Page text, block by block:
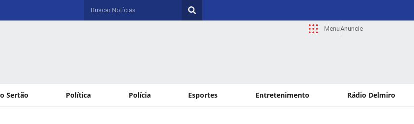
MenuAnuncie
Sertão Política Polícia Esportes Entretenimento Rádio Delmiro